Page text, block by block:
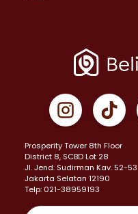
Prosperity Tower 8th Floor
District 8, SCBD Lot 28
JI. Jend. Sudirman Kav. 52-53
Jakarta Selatan 12190
Telp: 021-38959193